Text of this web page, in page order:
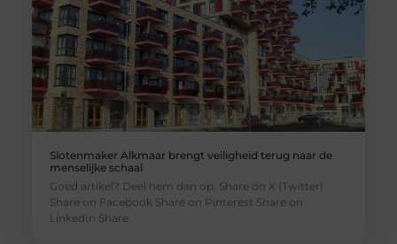
Slotenmaker Alkmaar brengt veiligheid terug naar de
menselijke schaal
Goed artikel? Deel hem dan op: Share on X (Twitter)
Share on Facebook Share on Pinterest Share on
LinkedIn Share